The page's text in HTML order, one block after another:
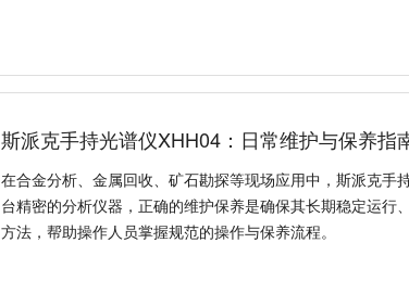
在合金分析、金属回收、矿石勘探等现场应用中，斯派克
台精密的分析仪器，正确的维护保养是确保其长期稳定运行